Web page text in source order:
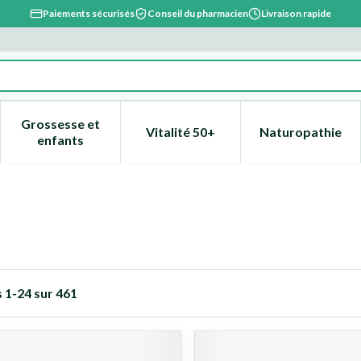
Paiements sécurisés Conseil du pharmacien Livraison rapide
Beauté, soins et hygiène
menu pour la catégorie Régime, alimentation &
Grossesse et
enfantsAfficher le sous-menu pour la catégorie
Vitalité 50+Afficher le sous-menu pour la
Naturopathie
Afficher
1-24 sur461